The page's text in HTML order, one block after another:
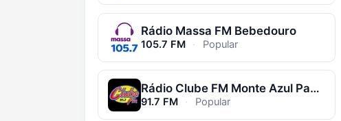
Rádio Massa FM Bebedouro
105.7 FM · Popular
Rádio Clube FM Monte Azul Paulista
91.7 FM · Popular